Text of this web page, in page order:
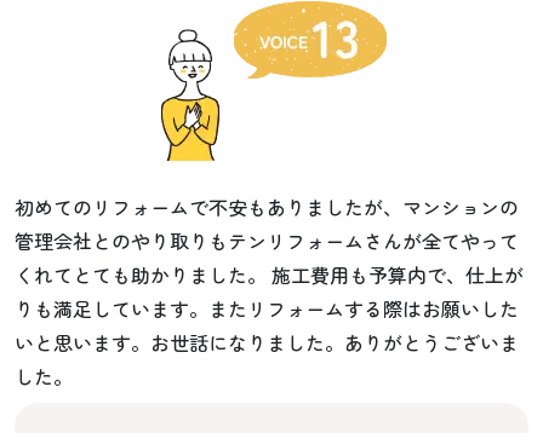
初めてのリフォームで不安もありましたが、マンションの
管理会社とのやり取りもテンリフォームさんが全てやって
くれてとても助かりました。 施工費用も予算内で、仕上が
りも満足しています。またリフォームする際はお願いした
いと思います。お世話になりました。ありがとうございま
した。